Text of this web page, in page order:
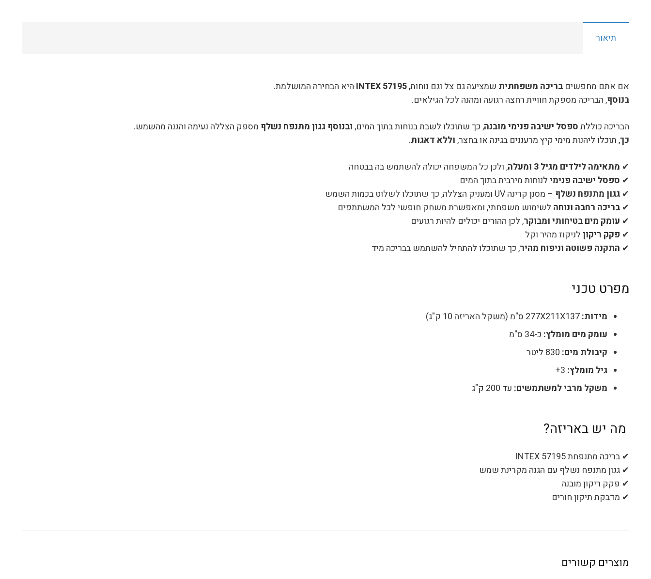
תיאור
אם אתם מחפשים בריכה משפחתית שמציעה גם צל וגם נוחות,INTEX 57195 היא הבחירה המושלמת.
בנוסף, הבריכה מספקת חוויית רחצה רגועה ומהנה לכל הגילאים.
הבריכה כוללתספסל ישיבה פנימי מובנה, כך שתוכלו לשבת בנוחות בתוך המים,ובנוסף גגון מתנפח נשלף מספק הצללה נעימה והגנה מהשמש.
כך, תוכלו ליהנות מימי קיץ מרעננים בגינה או בחצר,וללא דאגות.
✔ מתאימה לילדים מגיל 3 ומעלה
, ולכן כל המשפחה יכולה להשתמש בה בבטחה
✔ ספסל ישיבה פנימילנוחות מירבית בתוך המים
✔ גגון מתנפח נשלף – מסנן קרינה UV ומעניק הצללה, כך שתוכלו לשלוט בכמות השמש
✔ בריכה רחבה ונוחה לשימוש משפחתי, ומאפשרת משחק חופשי לכל המשתתפים
✔ עומק מים בטיחותי ומבוקר, לכן ההורים יכולים להיות רגועים
✔ פקק ריקון לניקוז מהיר וקל
✔ התקנה פשוטה וניפוח מהיר, כך שתוכלו להתחיל להשתמש בבריכה מיד
מפרט טכני
מידות:277X211X137 ס"מ (משקל האריזה 10 ק"ג)
עומק מים מומלץ: כ-34 ס"מ
קיבולת מים: 830 ליטר
גיל מומלץ: 3+
משקל מרבי למשתמשים: עד 200 ק"ג
מה יש באריזה?
✔ בריכה מתנפחת INTEX 57195
✔ גגון מתנפח נשלף עם הגנה מקרינת שמש
✔ פקק ריקון מובנה
✔ מדבקת תיקון חורים
מוצרים קשורים